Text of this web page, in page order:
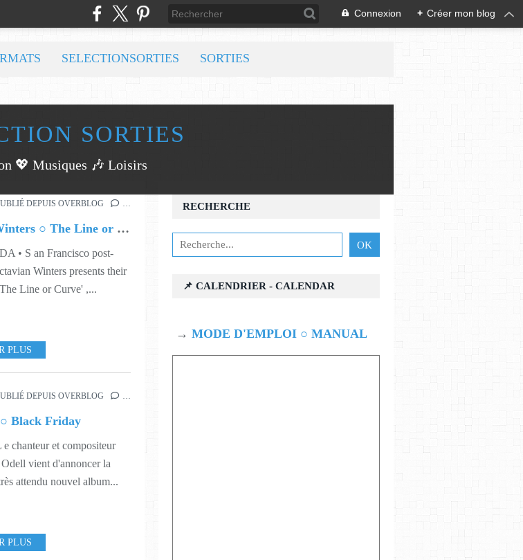
Connexion + Créer mon blog
SORTIES
💖 Musiques 🎶 Loisirs
SELECTIONSORTIES SORTIES
PROMOTION PR
DEPUIS OVERBLOG …
Octavian Winters ○ The Line or Curve
• S an Francisco post-
Winters presents their
Line or Curve' ,...
PLUS
,341,404 ,LA MISSION
DEPUIS OVERBLOG …
Black Friday
chanteur et compositeur
vient d'annoncer la
attendu nouvel album...
PLUS
RECHERCHE
📌 CALENDRIER - CALENDAR
→ MODE D'EMPLOI ○ MANUAL